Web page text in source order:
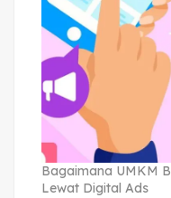
Bagaimana UMKM
Lewat Digital Ads